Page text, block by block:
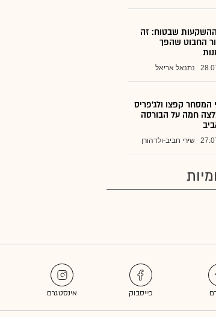
שבטוח: זה
החבוט שהפך
נתנאל אריאל
המסחר קפצו ולג'פריס
חמה על הבורסה
שירי חביב-ולדהורן